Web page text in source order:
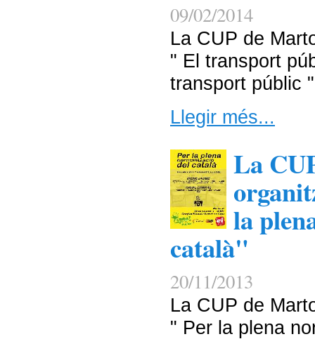
09/02/2014
La CUP de
" El transport
transport públic "
Llegir més...
La
la
català"
20/11/2013
La CUP de
" Per la plena